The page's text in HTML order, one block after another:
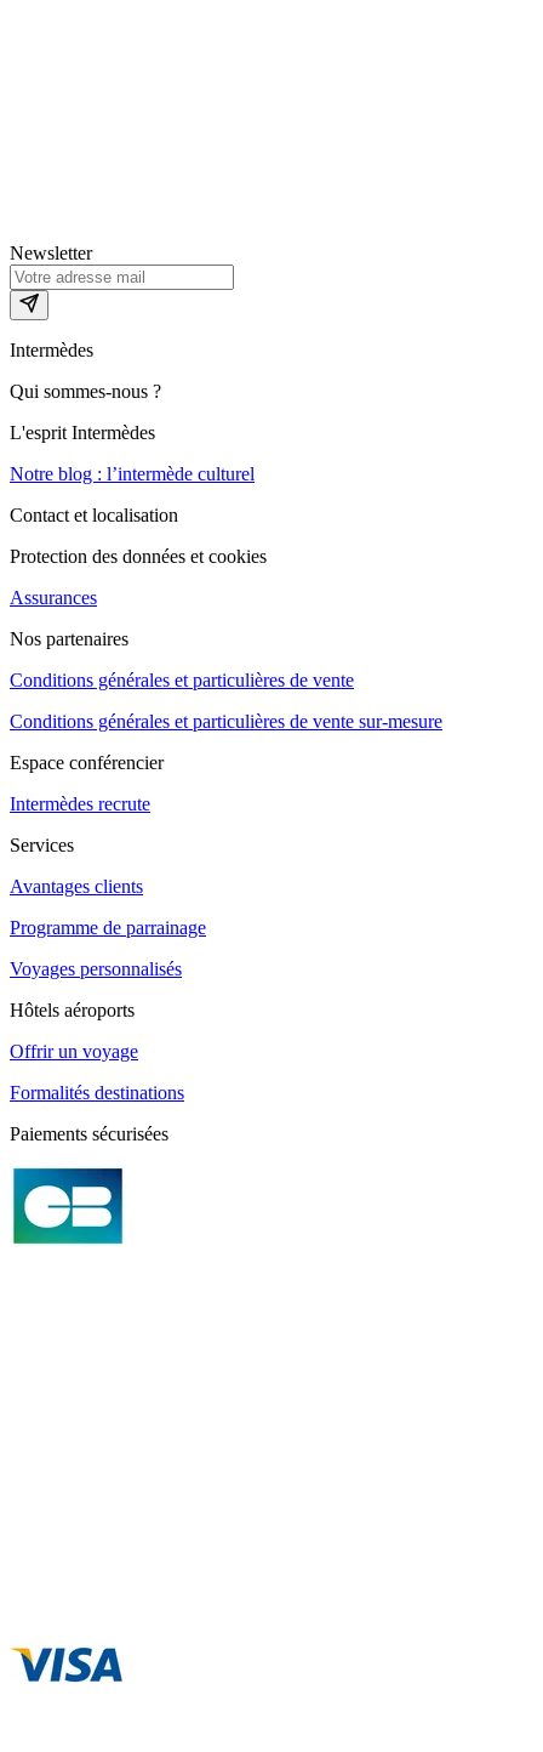
Newsletter
Intermèdes
Qui sommes-nous ?
L'esprit Intermèdes
Notre blog : l’intermède culturel
Contact et localisation
Protection des données et cookies
Assurances
Nos partenaires
Conditions générales et particulières de vente
Conditions générales et particulières de vente sur-mesure
Espace conférencier
Intermèdes recrute
Services
Avantages clients
Programme de parrainage
Voyages personnalisés
Hôtels aéroports
Offrir un voyage
Formalités destinations
Paiements sécurisées